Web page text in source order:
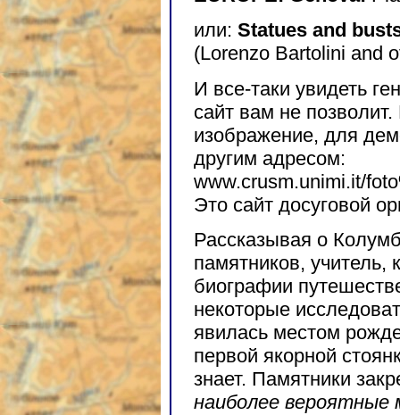
или: Statues and
(Lorenzo Bartolini and
И все-таки увидеть
сайт вам не
изображение, для
другим адресом:
www.crusm.unimi.it/
Это сайт досуговой
Рассказывая о
памятников, учитель,
биографии
некоторые
явилась местом
первой якорной
знает. Памятники
наиболее